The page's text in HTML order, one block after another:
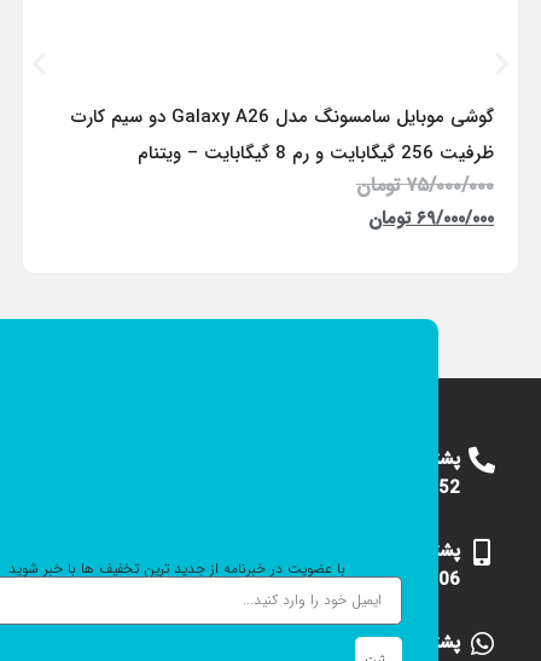
گوشی موبایل سامسونگ مدل Galaxy A26 دو سیم کارت
ظرفیت 256 گیگابایت و رم 8 گیگابایت – ویتنام
۷۵/۰۰۰/۰۰۰ تومان
۶۹/۰۰۰/۰۰۰ تومان
پشتیبانی
09124375652
پشتیبانی
09101531006
پشتیبانی
با عضویت در خبرنامه از جدید ترین تخفیف ها با خبر شوید